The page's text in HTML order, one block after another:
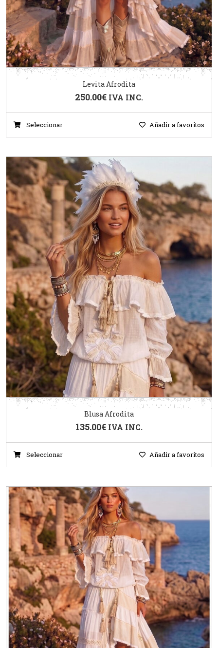
Levita Afrodita
250.00€ IVA INC.
Seleccionar Añadir a favoritos
Blusa Afrodita
135.00€ IVA INC.
Seleccionar Añadir a favoritos